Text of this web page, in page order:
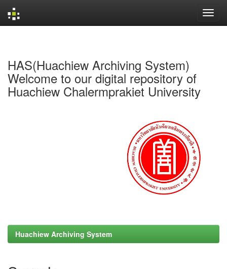
HAS(Huachiew Archiving System)
Welcome to our digital repository of
Huachiew Chalermprakiet University
Huachiew Archiving System